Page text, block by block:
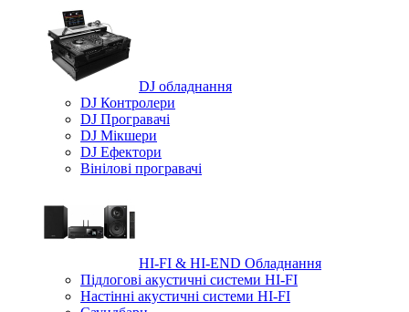
DJ обладнання
DJ Контролери
DJ Програвачі
DJ Мікшери
DJ Ефектори
Вінілові програвачі
HI-FI & HI-END Обладнання
Підлогові акустичні системи HI-FI
Настінні акустичні системи HI-FI